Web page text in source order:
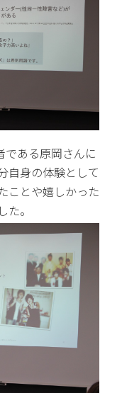
ある原岡さんに
自身の体験として
ことや嬉しかった
。